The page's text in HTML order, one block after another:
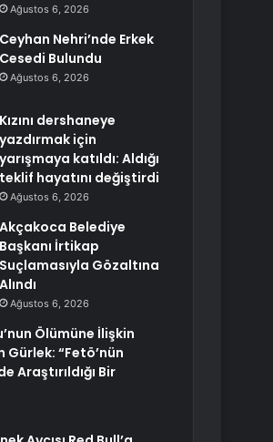
Ağustos 6, 2026
Ceyhan Nehri’nde Erkek
Cesedi Bulundu
Ağustos 6, 2026
Kızını dershaneye
yazdırmak için
yarışmaya katıldı: Aldığı
teklif hayatını değiştirdi
Ağustos 6, 2026
Akçakoca Belediye
Başkanı İrtikap
Suçlamasıyla Gözaltına
Alındı
Ağustos 6, 2026
Ölümüne İlişkin
Gürlek: “Fetö’nün
Araştırıldığı Bir